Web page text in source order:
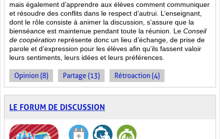
mais également d’apprendre aux élèves comment communiquer
et résoudre des conflits dans le respect d’autrui. L’enseignant,
dont le rôle consiste à animer la discussion, s’assure que la
bienséance est maintenue pendant toute la réunion. Le Conseil
de coopération représente donc un lieu d’échange, de prise de
parole et d’expression pour les élèves afin qu’ils fassent valoir
leurs sentiments, leurs idées et leurs préférences.
Opinion (8) Partage (13) Rétroaction (4)
LE FORUM DE DISCUSSION